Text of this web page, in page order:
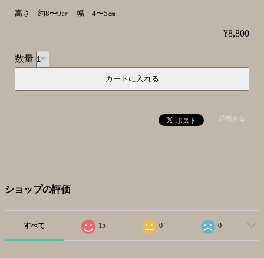
高さ 約8〜9㎝ 幅 4〜5㎝
¥8,800
数量
通報する
ショップの評価
すべて 15 0 0